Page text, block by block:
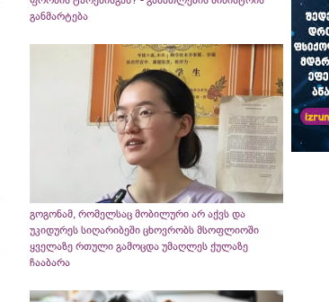
განმარტება​
გოგონამ, რომელსაც მობილური არ აქვს და
უკიდურეს სიღარიბეში ცხოვრობს მსოფლიოში
ყველაზე რთული გამოცდა უმაღლეს ქულაზე
ჩააბარა